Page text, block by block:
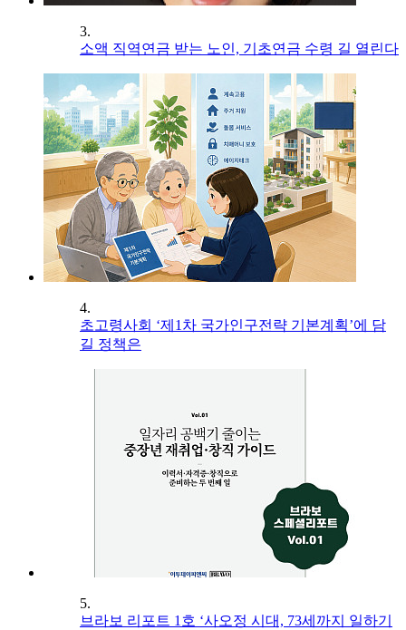
3.
소액 직역연금 받는 노인, 기초연금 수령 길 열린다
4.
초고령사회 ‘제1차 국가인구전략 기본계획’에 담
길 정책은
5.
브라보 리포트 1호 ‘사오정 시대, 73세까지 일하기